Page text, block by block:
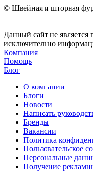
© Швейная и шторная
Данный сайт не
исключительно
Компания
Помощь
Блог
О компании
Блоги
Новости
Написать
Бренды
Вакансии
Политика
Пользовательское
Персональные
Получение